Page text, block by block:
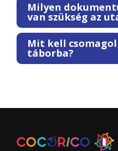
Milyen
van szükség az
Mit kell
táborba?